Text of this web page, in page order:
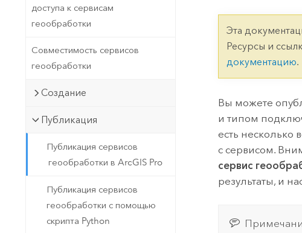
Фундаментальная система для
ГИС и картографии
Технология Developer
Создание картографических
пространственного анализа
Природные ресурсы
Все отрасли
доступа к сервисам
геообработки
Совместимость сервисов
геообработки
Создание
Публикация
Публикация сервисов
геообработки в ArcGIS Pro
Публикация сервисов
геообработки с помощью
скрипта Python
Эта
Ресурсы и
документацию.
Вы можете
и типом
есть несколько
с сервисом.
сервис
результаты, и